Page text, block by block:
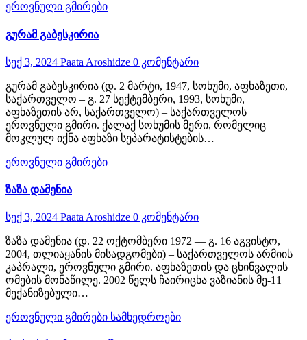
ეროვნული გმირები
გურამ გაბესკირია
სექ 3, 2024 Paata Aroshidze 0 კომენტარი
გურამ გაბესკირია (დ. 2 მარტი, 1947, სოხუმი, აფხაზეთი,
საქართველო – გ. 27 სექტემბერი, 1993, სოხუმი,
აფხაზეთის არ, საქართველო) – საქართველოს
ეროვნული გმირი. ქალაქ სოხუმის მერი, რომელიც
მოკლულ იქნა აფხაზი სეპარატისტების…
ეროვნული გმირები
ზაზა დამენია
სექ 3, 2024 Paata Aroshidze 0 კომენტარი
ზაზა დამენია (დ. 22 ოქტომბერი 1972 — გ. 16 აგვისტო,
2004, თლიაყანის მისადგომები) – საქართველოს არმიის
კაპრალი, ეროვნული გმირი. აფხაზეთის და ცხინვალის
ომების მონაწილე. 2002 წელს ჩაირიცხა ვაზიანის მე-11
მექანიზებული…
ეროვნული გმირები სამხედროები